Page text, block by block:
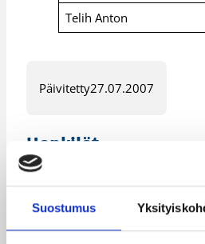
Suostumus
Telih Anton
Päivitetty27.07.2007
Henkilöt
Juha Dahlström